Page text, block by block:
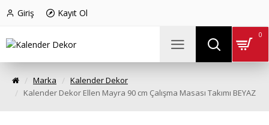
Giriş Kayıt Ol
0
Marka
Kalender Dekor
Kalender Dekor Ellen Mayra 90 cm Çalışma Masası Takımı BEYAZ